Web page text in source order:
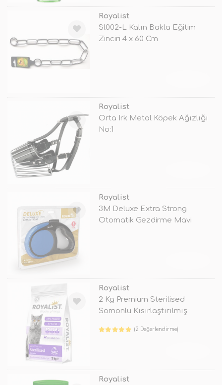
Royalist
Sl002-L Kalın Bakla Eğitim
Zinciri 4 x 60 Cm
Royalist
Orta Irk Metal Köpek Ağızlığı
No:1
Royalist
3M Deluxe Extra Strong
Otomatik Gezdirme Mavi
Royalist
2 Kg Premium Sterilised
Somonlu Kısırlaştırılmış
(2 Değerlendirme)
Royalist